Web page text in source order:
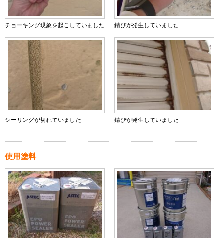
チョーキング現象を起こしていました 錆びが発生していました
シーリングが切れていました 錆びが発生していました
使用塗料